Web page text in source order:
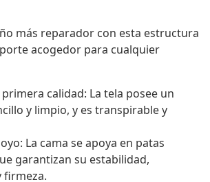
más reparador con esta estructura
acogedor para cualquier
calidad: La tela posee un
y limpio, y es transpirable y
La cama se apoya en patas
garantizan su estabilidad,
firmeza.